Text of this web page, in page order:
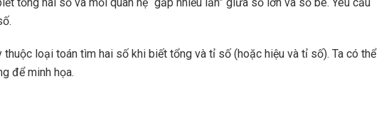
tổng hai số và mối quan hệ “gấp nhiều lần” giữa số lớn và số bé. Yêu cầu
thuộc loại toán tìm hai số khi biết tổng và tỉ số (hoặc hiệu và tỉ số). Ta có thể
để minh họa.